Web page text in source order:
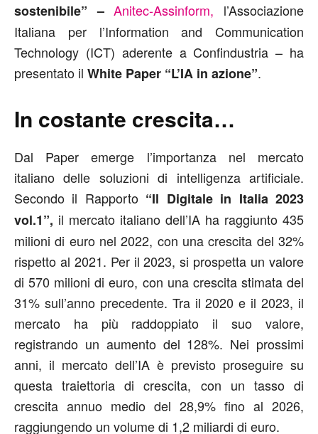
sostenibile” –Anitec-Assinform, l’Associazione
Italiana per l’Information and Communication
Technology (ICT) aderente a Confindustria – ha
presentato il White Paper “L’IA in azione”.
In costante crescita…
Dal Paper emerge l’importanza nel mercato
italiano delle soluzioni di intelligenza artificiale.
Secondo il Rapporto “Il Digitale in Italia 2023
vol.1”, il mercato italiano dell’IA ha raggiunto 435
milioni di euro nel 2022, con una crescita del 32%
rispetto al 2021. Per il 2023, si prospetta un valore
di 570 milioni di euro, con una crescita stimata del
31% sull’anno precedente. Tra il 2020 e il 2023, il
mercato ha più raddoppiato il suo valore,
registrando un aumento del 128%. Nei prossimi
anni, il mercato dell’IA è previsto proseguire su
questa traiettoria di crescita, con un tasso di
crescita annuo medio del 28,9% fino al 2026,
raggiungendo un volume di 1,2 miliardi di euro.